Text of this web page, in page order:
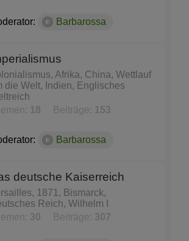
Barbarossa
Afrika, China, Wettlauf
die Welt, Indien, Englisches
18 Beiträge: 153
Barbarossa
deutsche Kaiserreich
1871, Bismarck,
Reich, Wilhelm I
30 Beiträge: 307